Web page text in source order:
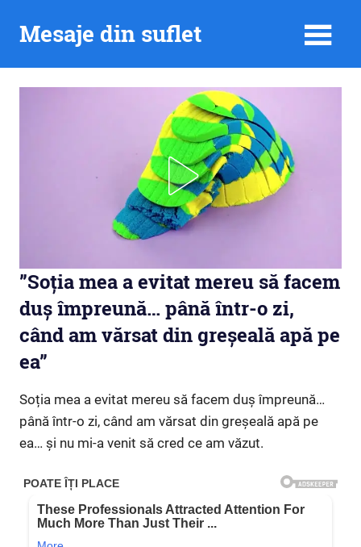
Mesaje din suflet
”Soția mea a evitat mereu să facem
duș împreună… până într-o zi,
când am vărsat din greșeală apă pe
ea”
Soția mea a evitat mereu să facem duș împreună…
până într-o zi, când am vărsat din greșeală apă pe
ea… și nu mi-a venit să cred ce am văzut.